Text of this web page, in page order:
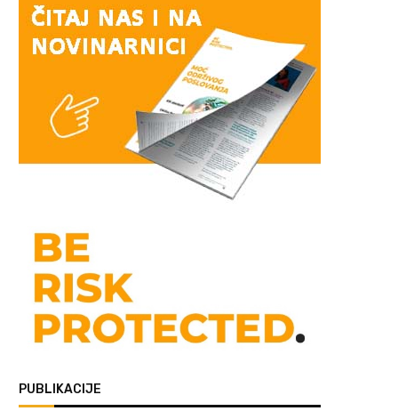
PUBLIKACIJE